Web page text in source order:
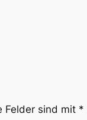
Felder sind mit *